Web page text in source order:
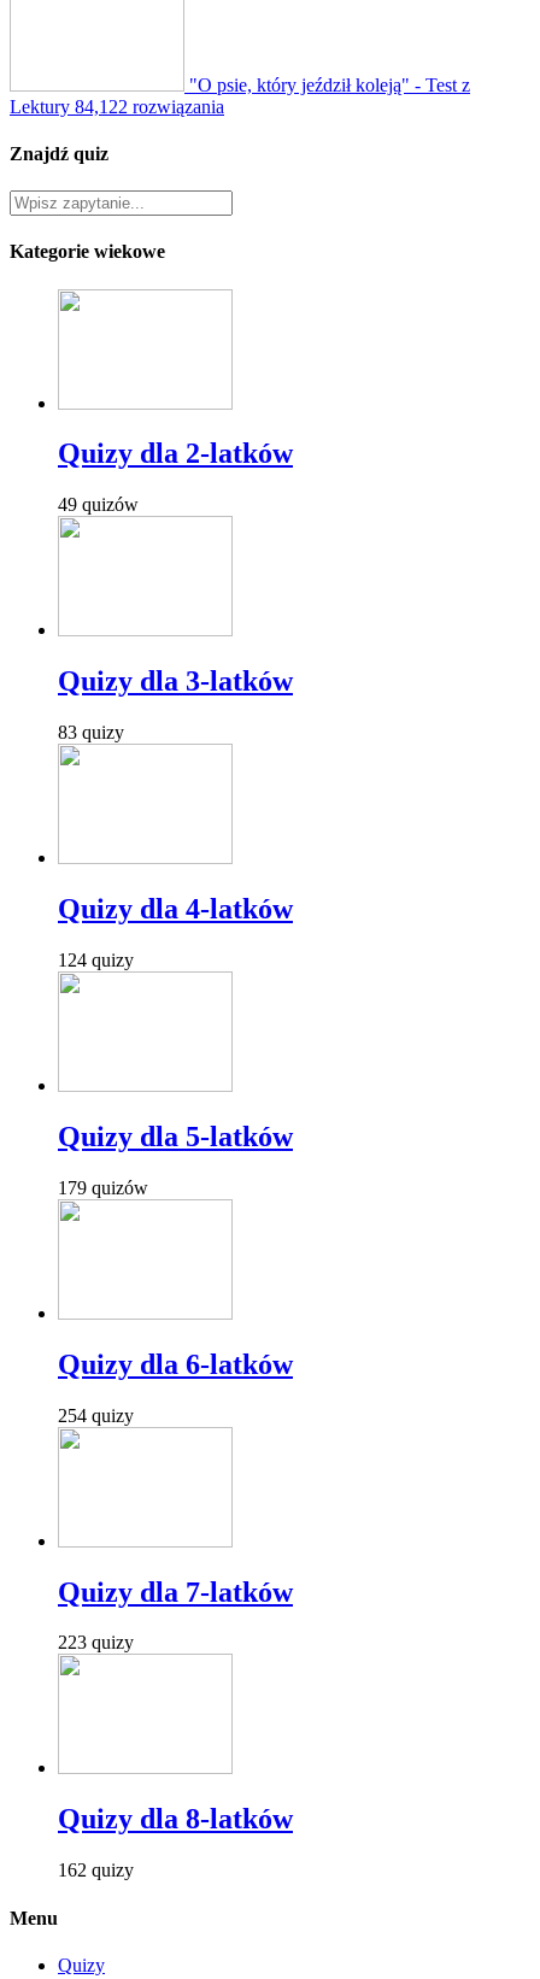
"O psie, który jeździł koleją" - Test z
Lektury 84,122 rozwiązania
Znajdź quiz
Kategorie wiekowe
Quizy dla 2-latków
49 quizów
Quizy dla 3-latków
83 quizy
Quizy dla 4-latków
124 quizy
Quizy dla 5-latków
179 quizów
Quizy dla 6-latków
254 quizy
Quizy dla 7-latków
223 quizy
Quizy dla 8-latków
162 quizy
Menu
Quizy